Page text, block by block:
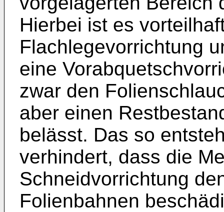
Hierbei ist es
Flachlegevorrichtung
eine
zwar den
aber einen
belässt. Das so
verhindert, dass die
Schneidvorrichtung
Folienbahnen